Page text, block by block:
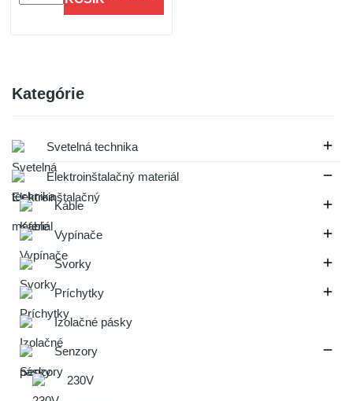
Kategórie
Svetelná technika 
Elektroinštalačný materiál 
Káble 
Vypínače 
Svorky 
Príchytky 
Izolačné pásky
Senzory 
230V